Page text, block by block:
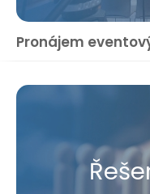
Pronájem